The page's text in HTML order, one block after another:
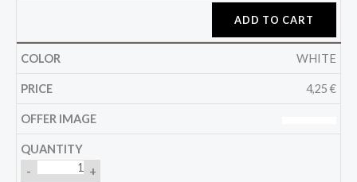
ADD TO CART
WHITE
4,25€
- +